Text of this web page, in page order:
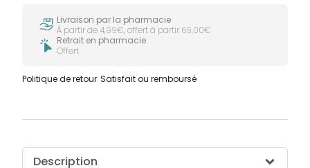
Livraison par la pharmacie
À partir de 4,99€, offert à partir 69,00€
Retrait en pharmacie
Offert
Politique de retour Satisfait ou remboursé
Description